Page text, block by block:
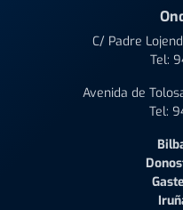
C/ Padre
Tel:
Avenida de
Tel: